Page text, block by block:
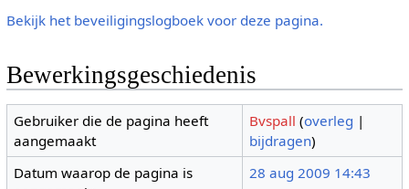
Bekijk het beveiligingslogboek voor deze pagina.
Bewerkingsgeschiedenis
Gebruiker die de pagina heeft
aangemaakt
Bvspall (overleg |
bijdragen)
Datum waarop de pagina is
28 aug 2009 14:43